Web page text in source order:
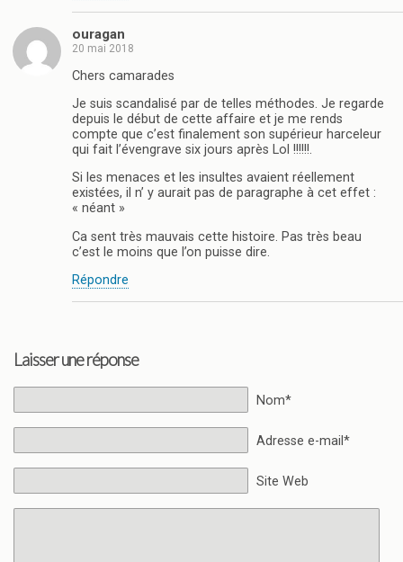
ouragan
20 mai 2018
Chers camarades
Je suis scandalisé par de telles méthodes. Je regarde
depuis le début de cette affaire et je me rends
compte que c’est finalement son supérieur harceleur
qui fait l’évengrave six jours après Lol !!!!!!.
Si les menaces et les insultes avaient réellement
existées, il n’ y aurait pas de paragraphe à cet effet :
« néant »
Ca sent très mauvais cette histoire. Pas très beau
c’est le moins que l’on puisse dire.
Répondre
Laisser une réponse
Nom*
Adresse e-mail*
Site Web